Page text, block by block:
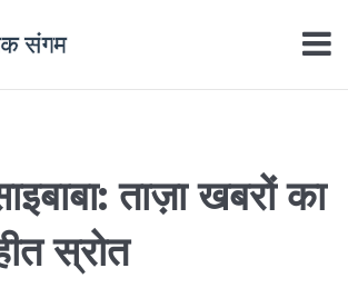
ताज़ा खबरों का
स्रोत